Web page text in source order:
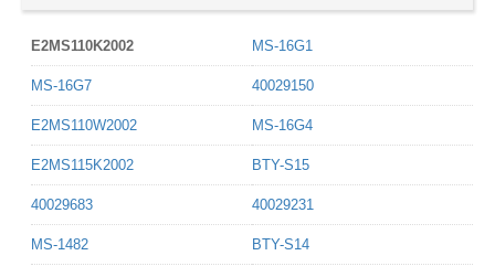
E2MS110K2002 MS-16G1
MS-16G7 40029150
E2MS110W2002 MS-16G4
E2MS115K2002 BTY-S15
40029683 40029231
MS-1482 BTY-S14